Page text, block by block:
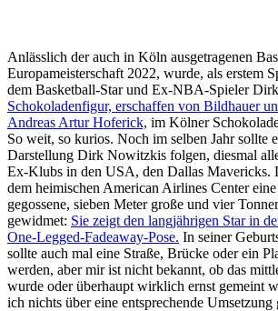
Anlässlich der auch in Köln ausgetragenen
Europameisterschaft 2022, wurde, als erstem
dem Basketball-Star und Ex-NBA-Spieler
Schokoladenfigur, erschaffen von Bildhauer
Andreas Artur Hoferick, im Kölner
So weit, so kurios. Noch im selben Jahr sollte
Darstellung Dirk Nowitzkis folgen, diesmal
Ex-Klubs in den USA, den Dallas Mavericks.
dem heimischen American Airlines Center
gegossene, sieben Meter große und vier
gewidmet: Sie zeigt den langjährigen Star in
One-Legged-Fadeaway-Pose. In seiner
sollte auch mal eine Straße, Brücke oder ein
werden, aber mir ist nicht bekannt, ob das
wurde oder überhaupt wirklich ernst gemeint
ich nichts über eine entsprechende Umsetzung